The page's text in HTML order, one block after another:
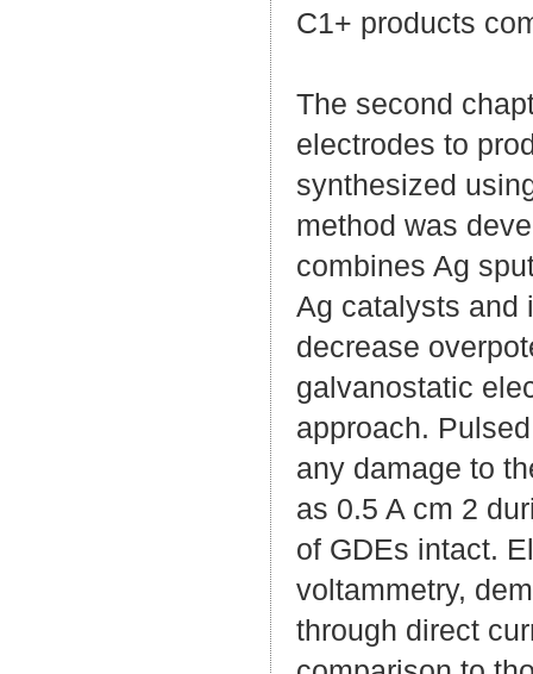
C1+ products
The second
electrodes to
synthesized
method was
combines Ag
Ag catalysts and
decrease
galvanostatic
approach.
any damage to
as 0.5 A cm 2
of GDEs intact.
voltammetry,
through direct